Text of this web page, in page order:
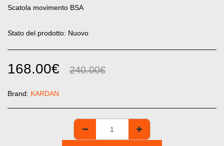
Scatola movimento BSA
Stato del prodotto: Nuovo
168.00€ 240.00€
Brand: KARDAN